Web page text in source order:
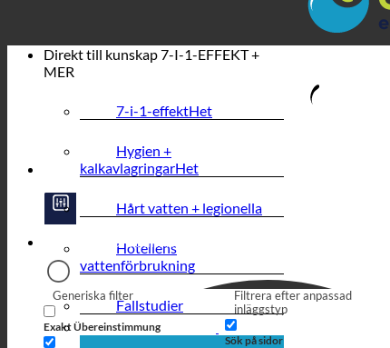
Generiska filter
Exakt Übereinstimmung
Filtrera efter anpassad
inläggstyp
Sök på sidor
Direkt till kunskap7-I-1-EFFEKT +
MER
7-i-1-effekt
Hygien +
kalkavlagringar
Hårt vatten + legionella
Hotellens
vattenförbrukning
Fallstudier